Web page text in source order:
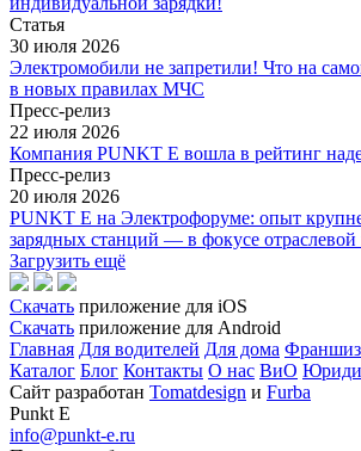
Статья
30 июля 2026
Электромобили не запретили! Что на
в новых правилах МЧС
Пресс-релиз
22 июля 2026
Компания PUNKT E вошла в рейтинг
Пресс-релиз
20 июля 2026
PUNKT E на Электрофоруме: опыт
зарядных станций — в фокусе отраслевой
Загрузить ещё
Скачать приложение для iOS
Скачать приложение для Android
Главная Для водителей Для дома
Каталог Блог Контакты О нас ВиО
Сайт разработан Tomatdesign и Furba
Punkt E
info@punkt-e.ru